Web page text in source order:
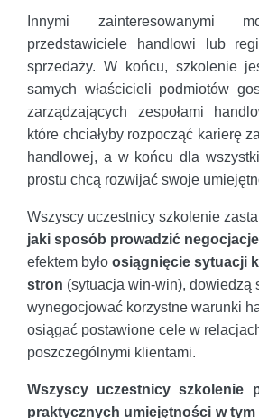
Innymi zainteresowanymi
przedstawiciele handlowi lub
sprzedaży. W końcu, szkolenie
samych właścicieli podmiotów
zarządzających zespołami
które chciałyby rozpocząć karierę
handlowej, a w końcu dla
prostu chcą rozwijać swoje
Wszyscy uczestnicy szkolenie
jaki sposób prowadzić
efektem było osiągnięcie sytuacji
stron (sytuacja win-win), dowiedzą
wynegocjować korzystne warunki
osiągać postawione cele w
poszczególnymi klientami.
Wszyscy uczestnicy szkolenie
praktycznych umiejętności w